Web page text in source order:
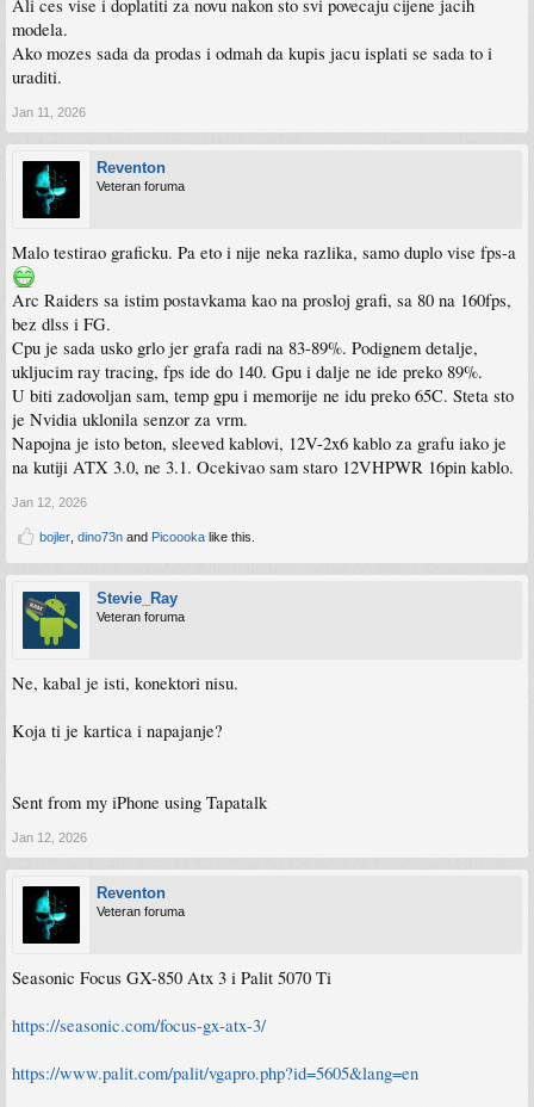
Ali ces vise i doplatiti za novu nakon sto svi povecaju cijene jacih
modela.
Ako mozes sada da prodas i odmah da kupis jacu isplati se sada to i
uraditi.
Jan 11, 2026
Reventon
Veteran foruma
Malo testirao graficku. Pa eto i nije neka razlika, samo duplo vise fps-a
Arc Raiders sa istim postavkama kao na prosloj grafi, sa 80 na 160fps,
bez dlss i FG.
Cpu je sada usko grlo jer grafa radi na 83-89%. Podignem detalje,
ukljucim ray tracing, fps ide do 140. Gpu i dalje ne ide preko 89%.
U biti zadovoljan sam, temp gpu i memorije ne idu preko 65C. Steta sto
je Nvidia uklonila senzor za vrm.
Napojna je isto beton, sleeved kablovi, 12V-2x6 kablo za grafu iako je
na kutiji ATX 3.0, ne 3.1. Ocekivao sam staro 12VHPWR 16pin kablo.
Jan 12, 2026
bojler dino73n and Picoooka like this.
Stevie_Ray
Veteran foruma
Ne, kabal je isti, konektori nisu.
Koja ti je kartica i napajanje?
Sent from my iPhone using Tapatalk
Jan 12, 2026
Reventon
Veteran foruma
Seasonic Focus GX-850 Atx 3 i Palit 5070 Ti
https://seasonic.com/focus-gx-atx-3/
https://www.palit.com/palit/vgapro.php?id=5605&lang=en